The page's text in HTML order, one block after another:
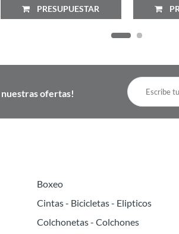
PRESUPUESTAR
nuestras ofertas!
Boxeo
Cintas - Bicicletas - Elipticos
Colchonetas - Colchones